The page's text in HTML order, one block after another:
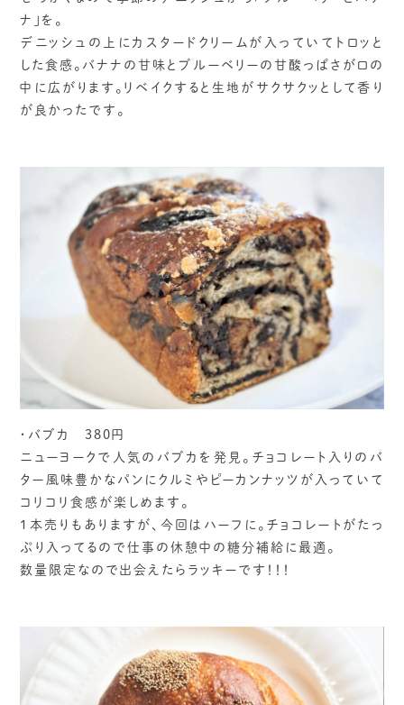
ナ」を。
デニッシュの上にカスタードクリームが入っていてトロッと
した食感。バナナの甘味とブルーベリーの甘酸っぱさが口の
中に広がります。リベイクすると生地がサクサクッとして香り
が良かったです。
・バブカ 380円
ニューヨークで人気のバブカを発見。チョコレート入りのバ
ター風味豊かなパンにクルミやピーカンナッツが入っていて
コリコリ食感が楽しめます。
1本売りもありますが、今回はハーフに。チョコレートがたっ
ぷり入ってるので仕事の休憩中の糖分補給に最適。
数量限定なので出会えたらラッキーです！！！